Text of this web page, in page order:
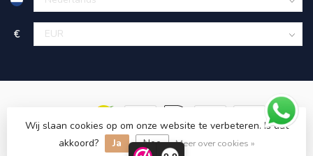
€
© Copyright 2026 KING Microschroeven
Wij slaan cookies op om onze website te verbeteren. Is dat
akkoord?
Ja Nee Meer over cookies »